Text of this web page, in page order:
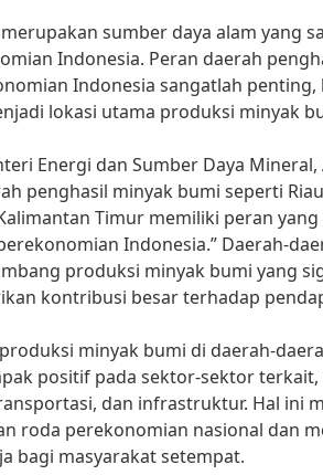
sumber daya alam yang
Indonesia. Peran daerah
Indonesia sangatlah penting,
lokasi utama produksi minyak
Energi dan Sumber Daya Mineral,
penghasil minyak bumi seperti
Timur memiliki peran
Indonesia.” Daerah-
produksi minyak bumi yang
kontribusi besar terhadap
minyak bumi di daerah-
positif pada sektor-sektor
dan infrastruktur. Hal ini
roda perekonomian nasional dan
bagi masyarakat setempat.